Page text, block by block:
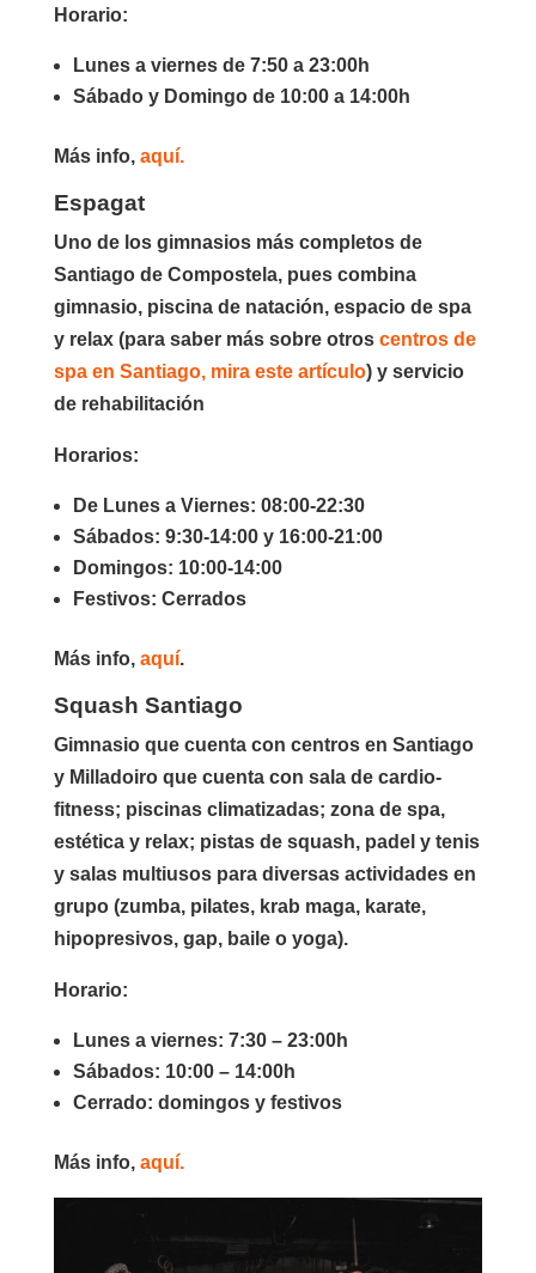
Horario:
Lunes a viernes de 7:50 a 23:00h
Sábado y Domingo de 10:00 a 14:00h
Más info, aquí.
Espagat
Uno de los gimnasios más completos de
Santiago de Compostela, pues combina
gimnasio, piscina de natación, espacio de spa
y relax (para saber más sobre otros centros de
spa en Santiago, mira este artículo) y servicio
de rehabilitación
Horarios:
De Lunes a Viernes: 08:00-22:30
Sábados: 9:30-14:00 y 16:00-21:00
Domingos: 10:00-14:00
Festivos: Cerrados
Más info, aquí.
Squash Santiago
Gimnasio que cuenta con centros en Santiago
y Milladoiro que cuenta con sala de cardio-
fitness; piscinas climatizadas; zona de spa,
estética y relax; pistas de squash, padel y tenis
y salas multiusos para diversas actividades en
grupo (zumba, pilates, krab maga, karate,
hipopresivos, gap, baile o yoga).
Horario:
Lunes a viernes: 7:30 – 23:00h
Sábados: 10:00 – 14:00h
Cerrado: domingos y festivos
Más info, aquí.